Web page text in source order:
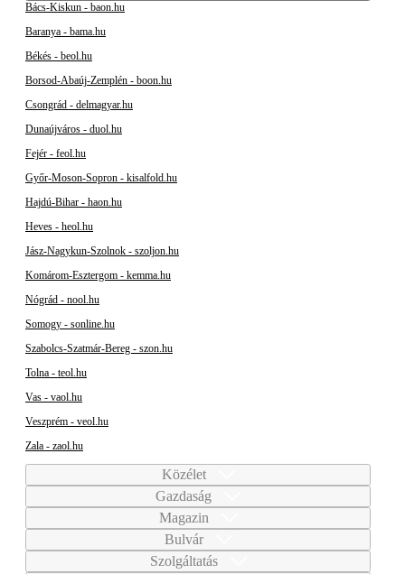
Bács-Kiskun - baon.hu
Baranya - bama.hu
Békés - beol.hu
Borsod-Abaúj-Zemplén - boon.hu
Csongrád - delmagyar.hu
Dunaújváros - duol.hu
Fejér - feol.hu
Győr-Moson-Sopron - kisalfold.hu
Hajdú-Bihar - haon.hu
Heves - heol.hu
Jász-Nagykun-Szolnok - szoljon.hu
Komárom-Esztergom - kemma.hu
Nógrád - nool.hu
Somogy - sonline.hu
Szabolcs-Szatmár-Bereg - szon.hu
Tolna - teol.hu
Vas - vaol.hu
Veszprém - veol.hu
Zala - zaol.hu
Közélet
Gazdaság
Magazin
Bulvár
Szolgáltatás